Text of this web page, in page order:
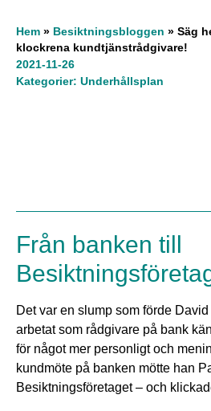
Hem » Besiktningsbloggen » Säg
klockrena kundtjänstrådgivare!
2021-11-26
Kategorier: Underhållsplan
Från banken till
Det var en slump som förde
arbetat som rådgivare på bank
för något mer personligt och
kundmöte på banken mötte han
Besiktningsföretaget – och